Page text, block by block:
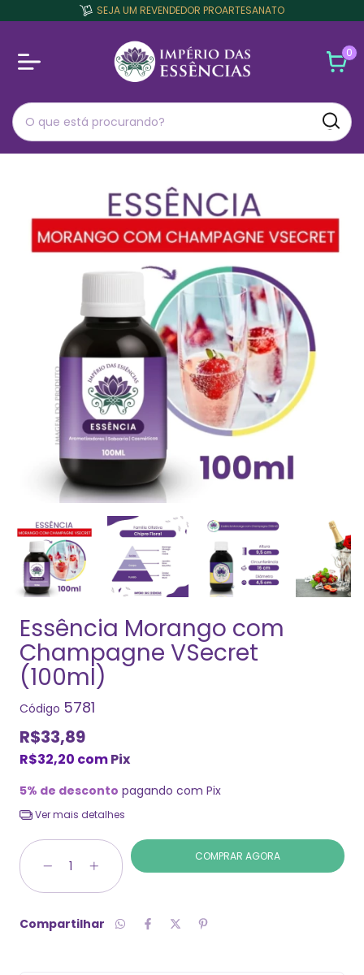
SEJA UM REVENDEDOR PROARTESANATO
0
Essência Morango com
Champagne VSecret
(100ml)
Código 5781
R$33,89
R$32,20 comPix
5% de desconto pagando com Pix
Ver mais detalhes
Compartilhar